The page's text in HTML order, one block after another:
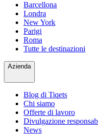
Barcellona
Londra
New York
Parigi
Roma
Tutte le destinazioni
Azienda
Blog di Tiqets
Chi siamo
Offerte di lavoro
Divulgazione
News